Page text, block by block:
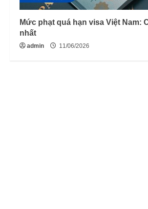
Mức phạt quá hạn visa Việt Nam:
nhất
admin 11/06/2026